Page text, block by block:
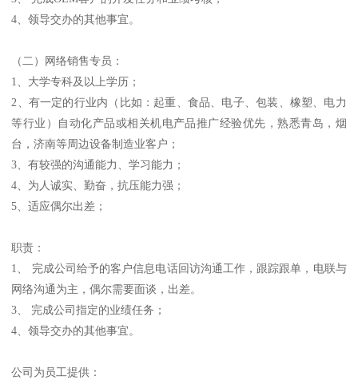
4、领导交办的其他事宜。
（二）网络销售专员：
1、大学专科及以上学历；
2、有一定的行业内（比如：起重、食品、电子、包装、橡塑、电力
等行业）自动化产品或相关机电产品推广经验优先，熟悉青岛，烟
台，济南等周边设备制造业客户；
3、有较强的沟通能力、学习能力；
4、为人诚实、勤奋，抗压能力强；
5、适应偶尔出差；
职责：
1、 完成公司给予的客户信息电话回访沟通工作，跟踪跟单，电联与
网络沟通为主，偶尔需要面谈，出差。
3、 完成公司指定的业绩任务；
4、领导交办的其他事宜。
公司为员工提供：